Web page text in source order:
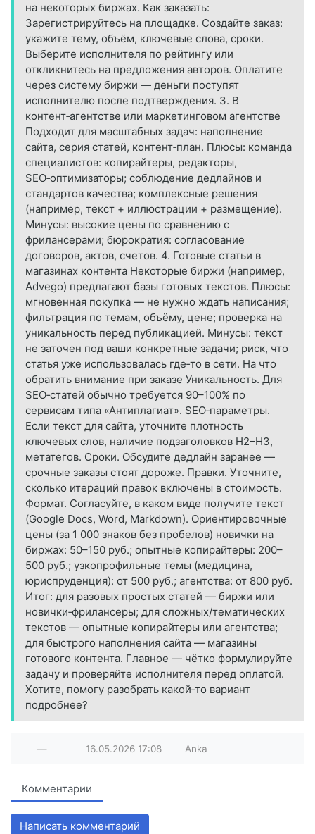
на некоторых биржах. Как заказать:
Зарегистрируйтесь на площадке. Создайте заказ:
укажите тему, объём, ключевые слова, сроки.
Выберите исполнителя по рейтингу или
откликнитесь на предложения авторов. Оплатите
через систему биржи — деньги поступят
исполнителю после подтверждения. 3. В
контент‑агентстве или маркетинговом агентстве
Подходит для масштабных задач: наполнение
сайта, серия статей, контент‑план. Плюсы: команда
специалистов: копирайтеры, редакторы,
SEO‑оптимизаторы; соблюдение дедлайнов и
стандартов качества; комплексные решения
(например, текст + иллюстрации + размещение).
Минусы: высокие цены по сравнению с
фрилансерами; бюрократия: согласование
договоров, актов, счетов. 4. Готовые статьи в
магазинах контента Некоторые биржи (например,
Advego) предлагают базы готовых текстов. Плюсы:
мгновенная покупка — не нужно ждать написания;
фильтрация по темам, объёму, цене; проверка на
уникальность перед публикацией. Минусы: текст
не заточен под ваши конкретные задачи; риск, что
статья уже использовалась где‑то в сети. На что
обратить внимание при заказе Уникальность. Для
SEO‑статей обычно требуется 90–100% по
сервисам типа «Антиплагиат». SEO‑параметры.
Если текст для сайта, уточните плотность
ключевых слов, наличие подзаголовков H2–H3,
метатегов. Сроки. Обсудите дедлайн заранее —
срочные заказы стоят дороже. Правки. Уточните,
сколько итераций правок включены в стоимость.
Формат. Согласуйте, в каком виде получите текст
(Google Docs, Word, Markdown). Ориентировочные
цены (за 1 000 знаков без пробелов) новички на
биржах: 50–150 руб.; опытные копирайтеры: 200–
500 руб.; узкопрофильные темы (медицина,
юриспруденция): от 500 руб.; агентства: от 800 руб.
Итог: для разовых простых статей — биржи или
новички‑фрилансеры; для сложных/тематических
текстов — опытные копирайтеры или агентства;
для быстрого наполнения сайта — магазины
готового контента. Главное — чётко формулируйте
задачу и проверяйте исполнителя перед оплатой.
Хотите, помогу разобрать какой‑то вариант
подробнее?
— 16.05.2026 17:08 Anka
Комментарии
Написать комментарий